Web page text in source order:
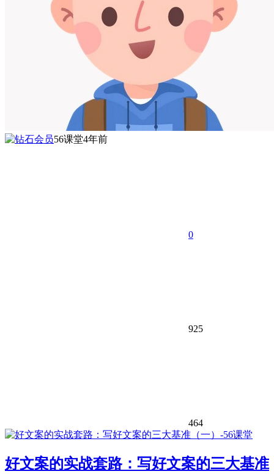
56课堂4年前
0
925
464
好文案的实战套路：写好文案的三大基准